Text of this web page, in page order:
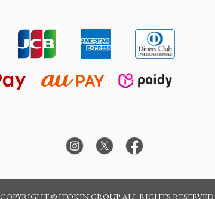
COPYRIGHT © ITOKIN GROUP ALL RIGHTS RESERVED.